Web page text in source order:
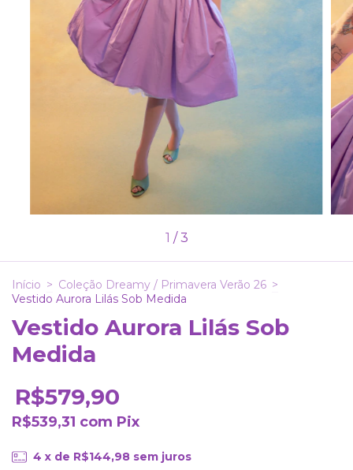
1 / 3
Início > Coleção Dreamy / Primavera Verão 26 >
Vestido Aurora Lilás Sob Medida
Vestido Aurora Lilás Sob
Medida
R$579,90
R$539,31 com Pix
4 x de R$144,98 sem juros